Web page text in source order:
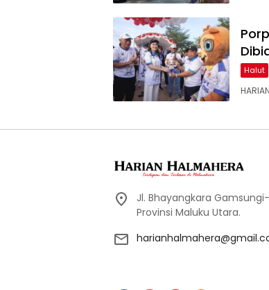
Halut
Jl. Bhayangkara
Provinsi Maluku Utara.